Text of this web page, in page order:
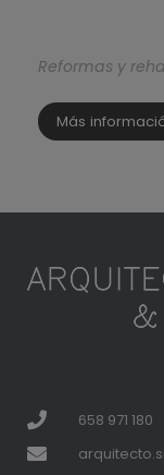
Reformas y
Más
658 971 180